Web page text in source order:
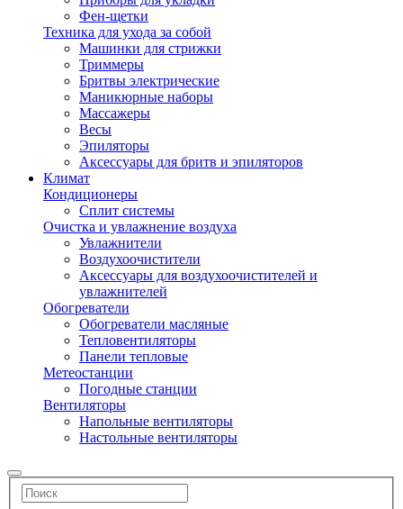
Фен-щетки
Техника для ухода за собой
Машинки для стрижки
Триммеры
Бритвы электрические
Маникюрные наборы
Массажеры
Весы
Эпиляторы
Аксессуары для бритв и эпиляторов
Климат
Кондиционеры
Сплит системы
Очистка и увлажнение воздуха
Увлажнители
Воздухоочистители
Аксессуары для воздухоочистителей и
увлажнителей
Обогреватели
Обогреватели масляные
Тепловентиляторы
Панели тепловые
Метеостанции
Погодные станции
Вентиляторы
Напольные вентиляторы
Настольные вентиляторы